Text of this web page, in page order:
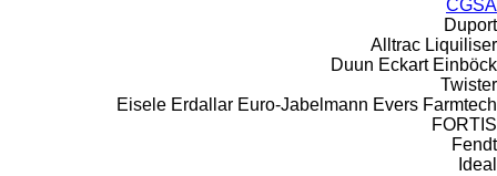
CGSA
Duport
Alltrac Liquiliser
Duun Eckart Einböck
Twister
Eisele Erdallar Euro-Jabelmann Evers Farmtech
FORTIS
Fendt
Ideal